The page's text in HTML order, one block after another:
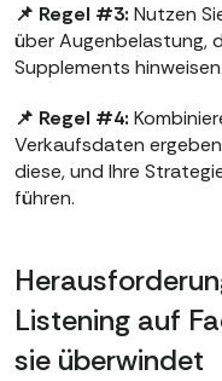
📌 Regel #3: Nutzen
über Augenbelastung,
Supplements hinweisen.
📌 Regel #4:
Verkaufsdaten
diese, und Ihre
führen.
Listening auf
sie überwindet